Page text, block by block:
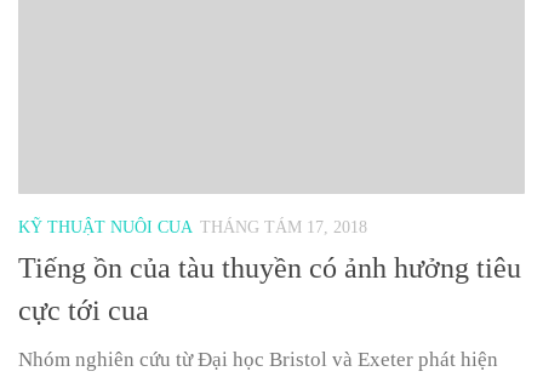
KỸ THUẬT NUÔI CUA THÁNG TÁM 17, 2018
Tiếng ồn của tàu thuyền có ảnh hưởng tiêu
cực tới cua
Nhóm nghiên cứu từ Đại học Bristol và Exeter phát hiện